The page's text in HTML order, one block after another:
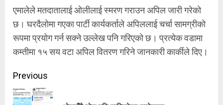
एमालेले मतदातालाई ओलीलाई स्मरण गराउन अपिल जारी गरेको
छ। घरदैलोमा गएका पार्टी कार्यकर्ताले अपिललाई चर्चा सामग्रीको
रूपमा प्रयोग गर्न सक्ने उल्लेख पनि गरिएको छ। प्रत्येक वडामा
कम्तीमा १५ सय वटा अपिल वितरण गरिने जानकारी कार्कीले दिए।
Continue
Reading
Previous